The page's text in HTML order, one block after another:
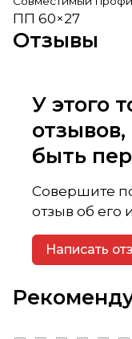
ПП 60×27
Отзывы
У этого
быть
Совершите
отзыв об его
Написать